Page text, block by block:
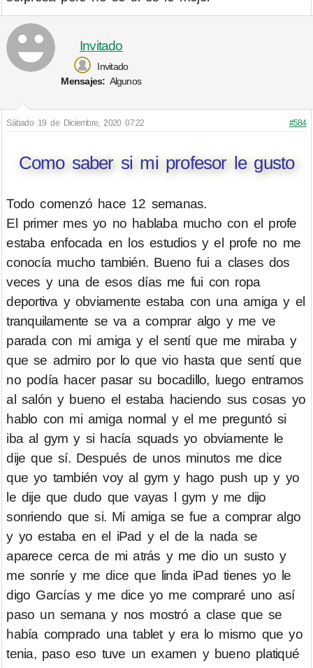
Invitado
Invitado
Mensajes: Algunos
Sábado 19 de Diciembre, 2020 07:22 #584
Como saber si mi profesor le gusto
Todo comenzó hace 12 semanas.
El primer mes yo no hablaba mucho con el profe
estaba enfocada en los estudios y el profe no me
conocía mucho también. Bueno fui a clases dos
veces y una de esos días me fui con ropa
deportiva y obviamente estaba con una amiga y el
tranquilamente se va a comprar algo y me ve
parada con mi amiga y el sentí que me miraba y
que se admiro por lo que vio hasta que sentí que
no podía hacer pasar su bocadillo, luego entramos
al salón y bueno el estaba haciendo sus cosas yo
hablo con mi amiga normal y el me preguntó si
iba al gym y si hacía squads yo obviamente le
dije que sí. Después de unos minutos me dice
que yo también voy al gym y hago push up y yo
le dije que dudo que vayas l gym y me dijo
sonriendo que si. Mi amiga se fue a comprar algo
y yo estaba en el iPad y el de la nada se
aparece cerca de mi atrás y me dio un susto y
me sonríe y me dice que linda iPad tienes yo le
digo Garcías y me dice yo me compraré uno así
paso un semana y nos mostró a clase que se
había comprado una tablet y era lo mismo que yo
tenia, paso eso tuve un examen y bueno platiqué